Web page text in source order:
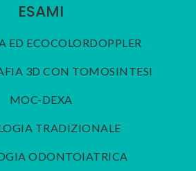
ESAMI
ED ECOCOLORDOPPLER
3D CON TOMOSINTESI
MOC-DEXA
TRADIZIONALE
ODONTOIATRICA